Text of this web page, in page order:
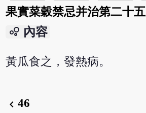
果實菜穀禁忌并治第二十五
bubble_chart 內容
黃瓜食之，發熱病。
chevron_left46